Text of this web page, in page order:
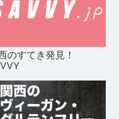
のすてき発見！